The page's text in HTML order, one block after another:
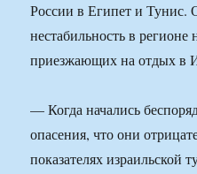
России в Египет и Тунис.
нестабильность в регионе
приезжающих на отдых в
— Когда начались
опасения, что они
показателях израильской